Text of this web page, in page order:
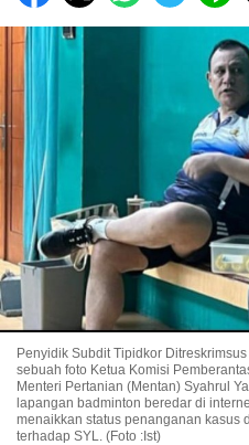
Penyidik Subdit Tipidkor
sebuah foto Ketua Komisi
Menteri Pertanian (Mentan) Syahrul
lapangan badminton beredar di
menaikkan status penanganan kasus
terhadap SYL. (Foto :Ist)